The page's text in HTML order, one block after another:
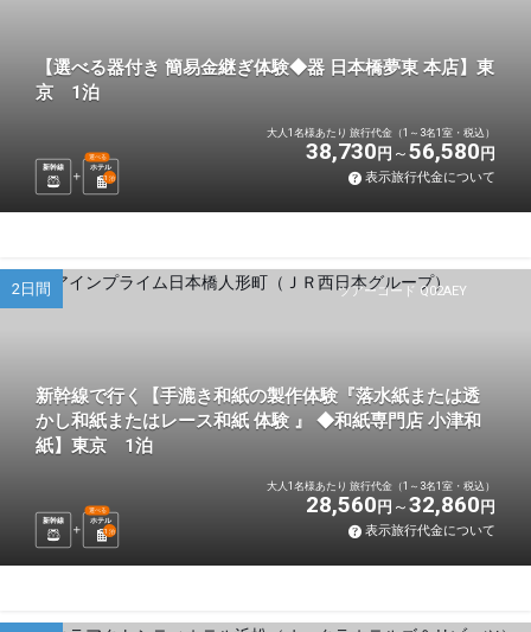
【選べる器付き 簡易金継ぎ体験◆器 日本橋夢東 本店】東
京 1泊
新幹線 ホテル
選べる
1 泊
大人1名様あたり 旅行代金（1～3名1室・税込）
38,730 円 56,580 円
表示旅行代金について
ツアーコード Q02AEY
2日間
新幹線で行く【手漉き和紙の製作体験『落水紙または透
かし和紙またはレース和紙 体験 』 ◆和紙専門店 小津和
紙】東京 1泊
新幹線 ホテル
選べる
1 泊
大人1名様あたり 旅行代金（1～3名1室・税込）
28,560 円 32,860 円
表示旅行代金について